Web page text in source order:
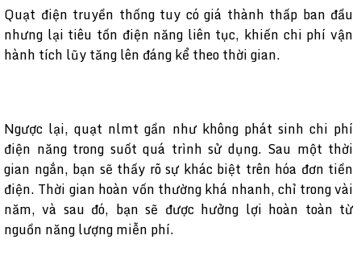
Quạt điện truyền thống tuy có giá thành thấp ban đầu
nhưng lại tiêu tốn điện năng liên tục, khiến chi phí vận
hành tích lũy tăng lên đáng kể theo thời gian.
Ngược lại, quạt nlmt gần như không phát sinh chi phí
điện năng trong suốt quá trình sử dụng. Sau một thời
gian ngắn, bạn sẽ thấy rõ sự khác biệt trên hóa đơn tiền
điện. Thời gian hoàn vốn thường khá nhanh, chỉ trong vài
năm, và sau đó, bạn sẽ được hưởng lợi hoàn toàn từ
nguồn năng lượng miễn phí.